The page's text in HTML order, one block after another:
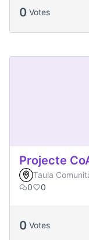
0 Votes
Projecte
Taula
0
0
0 Votes